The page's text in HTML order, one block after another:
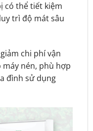
có thể tiết kiệm
trì độ mát sâu
chi phí vận
nén, phù hợp
đình sử dụng